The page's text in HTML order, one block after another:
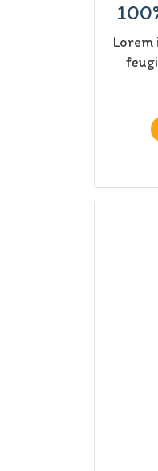
Lorem